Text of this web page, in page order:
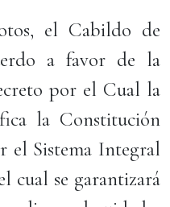
el Cabildo de
a favor de la
por el Cual la
la Constitución
el Sistema Integral
cual se garantizará